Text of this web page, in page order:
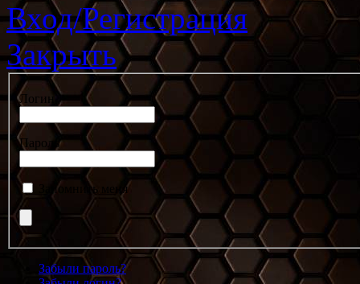
Вход/Регистрация
Закрыть
Логин
Пароль
Запомнить меня
Забыли пароль?